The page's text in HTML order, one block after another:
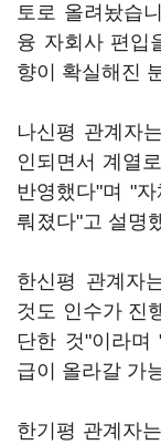
토로 올려놨습
융 자회사 편입
향이 확실해진
나신평 관계자
인되면서 계열
반영했다"며 "
뤄졌다"고 설명
한신평 관계자
것도 인수가 진
단한 것"이라
급이 올라갈 가
한기평 관계자